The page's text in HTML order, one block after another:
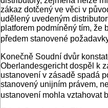
zákaz dotčený ve věci v
udělený uvedeným
platforem podmíněný tím, že
předem stanovené
Konečně Soudní dvůr
Oberlandesgericht dospěl k
ustanovení v zásadě spadá
stanovený unijním právem,
ustanovení mohla vztahovat